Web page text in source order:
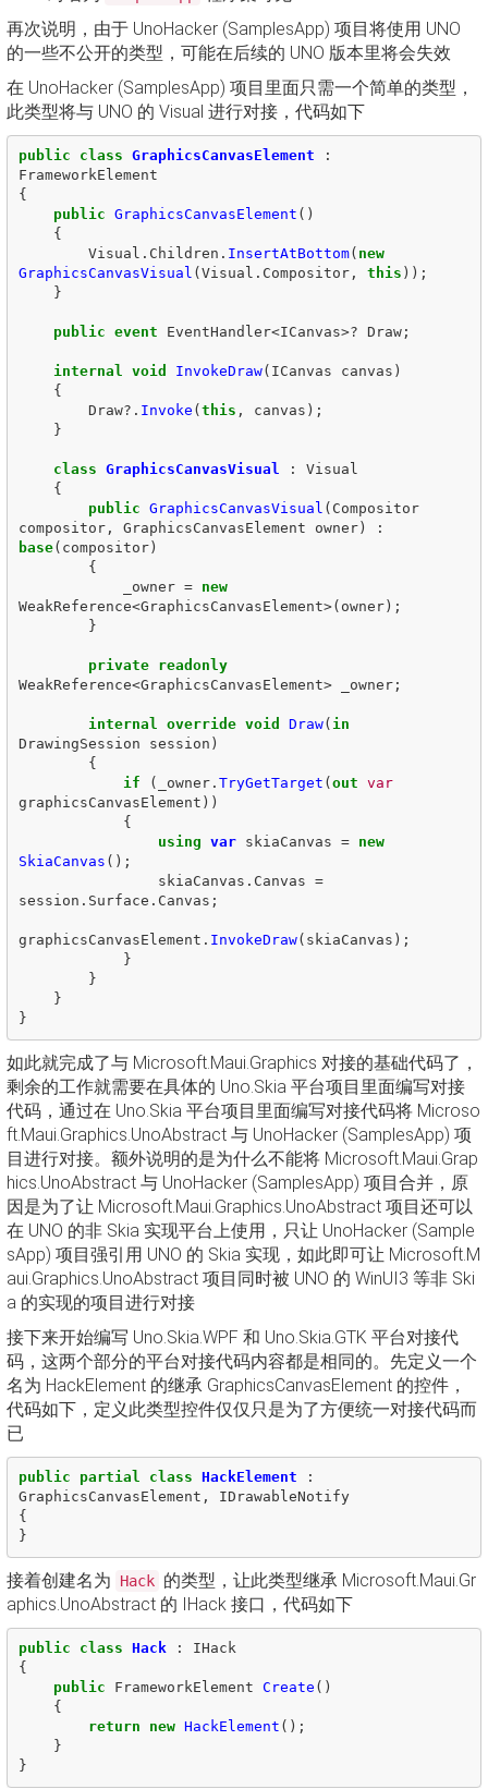
再次说明，由于 UnoHacker (SamplesApp) 项目将使用 UNO
的一些不公开的类型，可能在后续的 UNO 版本里将会失效
在 UnoHacker (SamplesApp) 项目里面只需一个简单的类型，
此类型将与 UNO 的 Visual 进行对接，代码如下
public class GraphicsCanvasElement
:
FrameworkElement
{
public GraphicsCanvasElement ()
{
Visual . Children . InsertAtBottom( new
GraphicsCanvasVisual ( Visual . Compositor, this ));
}
public event EventHandler<ICanvas>? Draw;
internal void InvokeDraw( ICanvas canvas )
{
Draw?. Invoke ( this , canvas );
}
class GraphicsCanvasVisual :
Visual
{
public GraphicsCanvasVisual ( Compositor
compositor, GraphicsCanvasElement owner)
:
base( compositor)
{
_owner =
new
WeakReference<GraphicsCanvasElement>( owner);
}
private
readonly
WeakReference<GraphicsCanvasElement> _owner;
internal override void Draw( in
DrawingSession
session )
{
if
( _owner. TryGetTarget ( out var
graphicsCanvasElement ))
{
using var skiaCanvas =
new
SkiaCanvas ();
skiaCanvas . Canvas =
session . Surface . Canvas ;
graphicsCanvasElement . InvokeDraw( skiaCanvas );
}
}
}
}
如此就完成了与 Microsoft.Maui.Graphics 对接的基础代码了，
剩余的工作就需要在具体的 Uno.Skia 平台项目里面编写对接
代码，通过在 Uno.Skia 平台项目里面编写对接代码将 Microso
ft.Maui.Graphics.UnoAbstract 与 UnoHacker (SamplesApp) 项
目进行对接。额外说明的是为什么不能将 Microsoft.Maui.Grap
hics.UnoAbstract 与 UnoHacker (SamplesApp) 项目合并，原
因是为了让 Microsoft.Maui.Graphics.UnoAbstract 项目还可以
在 UNO 的非 Skia 实现平台上使用，只让 UnoHacker (Sample
sApp) 项目强引用 UNO 的 Skia 实现，如此即可让 Microsoft.M
aui.Graphics.UnoAbstract 项目同时被 UNO 的 WinUI3 等非 Ski
a 的实现的项目进行对接
接下来开始编写 Uno.Skia.WPF 和 Uno.Skia.GTK 平台对接代
码，这两个部分的平台对接代码内容都是相同的。先定义一个
名为 HackElement 的继承 GraphicsCanvasElement 的控件，
代码如下，定义此类型控件仅仅只是为了方便统一对接代码而
已
public partial class HackElement
:
GraphicsCanvasElement ,
IDrawableNotify
{
}
接着创建名为 Hack 的类型，让此类型继承 Microsoft.Maui.Gr
aphics.UnoAbstract 的 IHack 接口，代码如下
public class Hack :
IHack
{
public
FrameworkElement Create ()
{
return
new HackElement ();
}
}